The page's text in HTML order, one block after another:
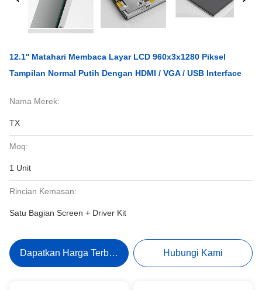
12.1'' Matahari Membaca Layar LCD 960x3x1280 Piksel
Tampilan Normal Putih Dengan HDMI / VGA / USB Interface
Nama Merek:
TX
Moq:
1 Unit
Rincian Kemasan:
Satu Bagian Screen + Driver Kit
Dapatkan Harga Terbaik Hubungi Kami